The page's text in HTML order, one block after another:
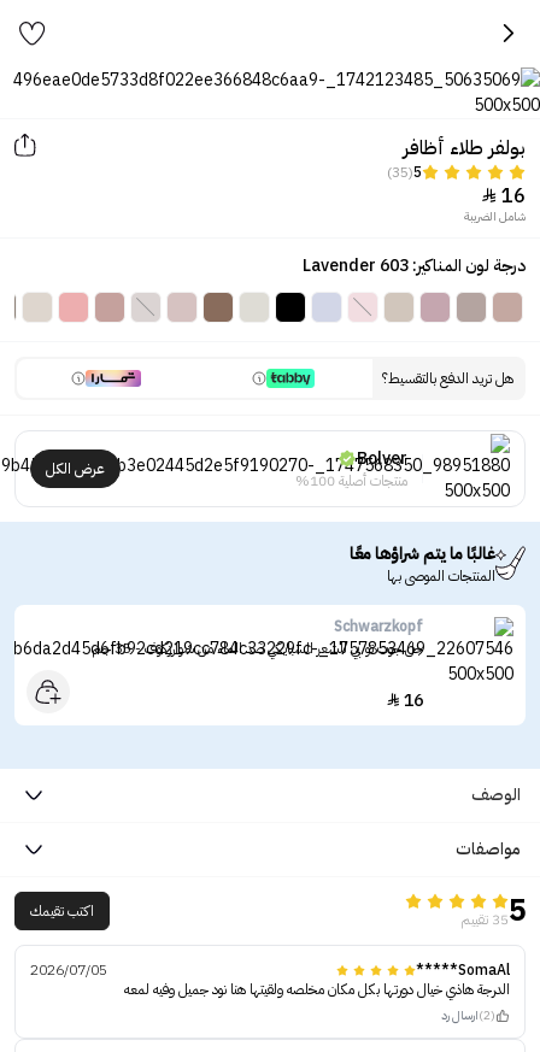
بولفر طلاء أظافر
5
(35)
16

شامل الضريبة
درجة لون المناكير: Lavender 603
هل تريد الدفع بالتقسيط؟
Bolver
منتجات أصلية 100%
عرض الكل
غالبًا ما يتم شراؤها معًا
المنتجات الموصى بها
Schwarzkopf
جل جوت تو بي للشعر السبايكي ضد الماء من شوارزكوف - 35 جم
16

الوصف
مواصفات
535 تقييم اكتب تقيمك
SomaAl*****
2026/07/05
الدرجة هاذي خيال دورتها بكل مكان مخلصه ولقيتها هنا نود جميل وفيه لمعه
(2) ارسال رد